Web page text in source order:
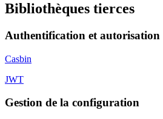
Bibliothèques tierces
Authentification et autorisation
Casbin
JWT
Gestion de la configuration